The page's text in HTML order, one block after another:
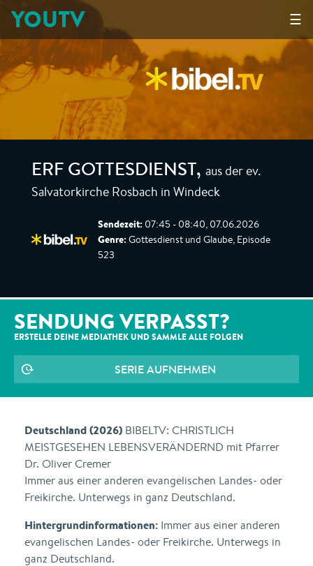
☰
YOUTV
ERF GOTTESDIENST, aus der ev.
Salvatorkirche Rosbach in Windeck
Sendezeit: 07:45 - 08:40, 07.06.2026
Genre: Gottesdienst und Glaube, Episode
523
SENDUNG VERPASST?
ERSTELLE DEINE MEDIATHEK UND SAMMLE ALLE FOLGEN
SERIE AUFNEHMEN
Deutschland (2026) BIBELTV: CHRISTLICH
MEISTGESEHEN LEBENSVERÄNDERND mit Pfarrer
Dr. Oliver Cremer
Immer aus einer anderen evangelischen Landes- oder
Freikirche. Unterwegs in ganz Deutschland.
Hintergrundinformationen: Immer aus einer anderen
evangelischen Landes- oder Freikirche. Unterwegs in
ganz Deutschland.